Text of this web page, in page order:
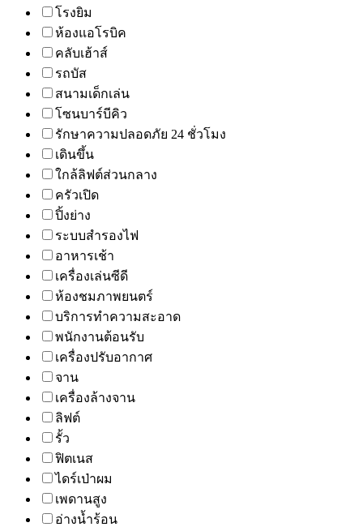
โรงยิม
ห้องแอโรบิค
คลับเฮ้าส์
รถบัส
สนามเด็กเล่น
โซนบาร์บีคิว
รักษาความปลอดภัย 24 ชั่วโมง
เดินขึ้น
ใกล้ลิฟต์ส่วนกลาง
ครัวเปิด
ปิ้งย่าง
ระบบสำรองไฟ
อาหารเช้า
เครื่องเล่นซีดี
ห้องชมภาพยนตร์
บริการทำความสะอาด
พนักงานต้อนรับ
เครื่องปรับอากาศ
จาน
เครื่องล้างจาน
ลิฟต์
รั้ว
ฟิตเนส
ไดร์เป่าผม
เพดานสูง
อ่างน้ำร้อน